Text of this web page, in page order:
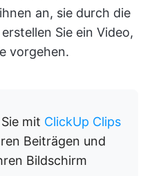
an, sie durch die
Sie ein Video,
vorgehen.
mit ClickUp Clips
Beiträgen und
Bildschirm